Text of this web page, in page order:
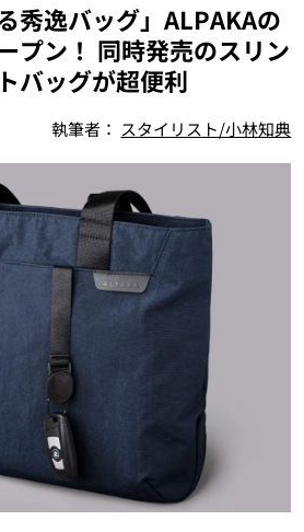
秀逸バッグ」ALPAKAの
プン！ 同時発売のスリン
バッグが超便利
執筆者： スタイリスト/小林知典